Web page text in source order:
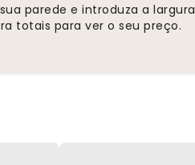
parede e introduza a largura
totais para ver o seu preço.